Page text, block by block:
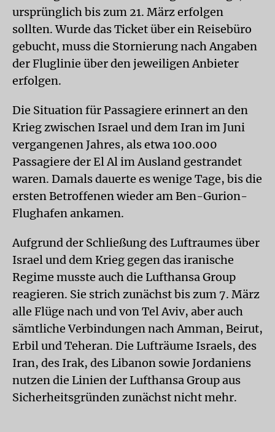
ursprünglich bis zum 21. März erfolgen
sollten. Wurde das Ticket über ein Reisebüro
gebucht, muss die Stornierung nach Angaben
der Fluglinie über den jeweiligen Anbieter
erfolgen.
Die Situation für Passagiere erinnert an den
Krieg zwischen Israel und dem Iran im Juni
vergangenen Jahres, als etwa 100.000
Passagiere der El Al im Ausland gestrandet
waren. Damals dauerte es wenige Tage, bis die
ersten Betroffenen wieder am Ben-Gurion-
Flughafen ankamen.
Aufgrund der Schließung des Luftraumes über
Israel und dem Krieg gegen das iranische
Regime musste auch die Lufthansa Group
reagieren. Sie strich zunächst bis zum 7. März
alle Flüge nach und von Tel Aviv, aber auch
sämtliche Verbindungen nach Amman, Beirut,
Erbil und Teheran. Die Lufträume Israels, des
Iran, des Irak, des Libanon sowie Jordaniens
nutzen die Linien der Lufthansa Group aus
Sicherheitsgründen zunächst nicht mehr.